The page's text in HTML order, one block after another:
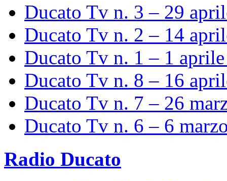
Ducato Tv n. 3 – 29
Ducato Tv n. 2 – 14
Ducato Tv n. 1 – 1
Ducato Tv n. 8 – 16
Ducato Tv n. 7 – 26
Ducato Tv n. 6 – 6
Radio Ducato